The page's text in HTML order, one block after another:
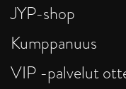
JYP-shop
Kumppanuus
VIP -palvelut